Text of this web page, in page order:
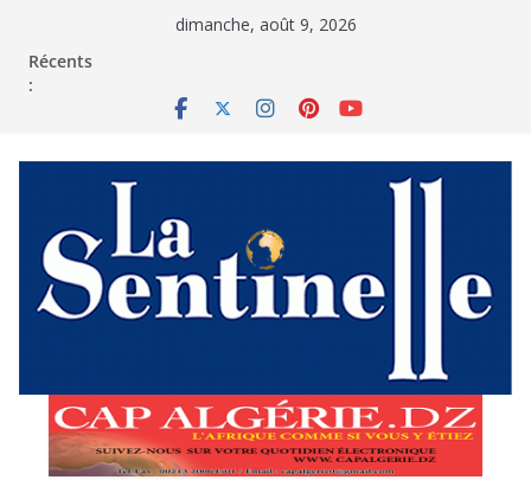
dimanche, août 9, 2026
Récents
: